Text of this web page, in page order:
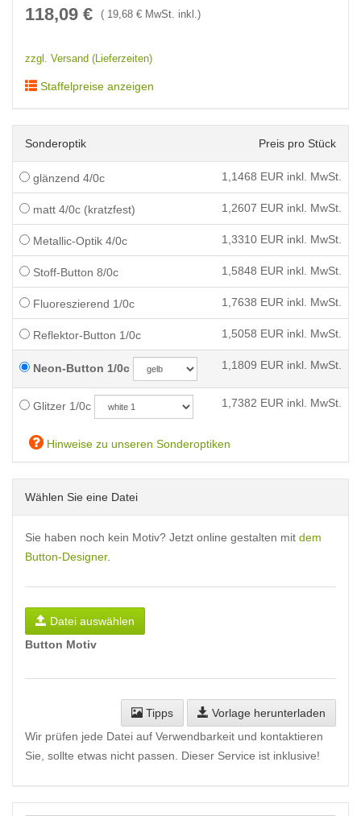
118,09 € ( 19,68 € MwSt. inkl.)
zzgl. Versand (Lieferzeiten)
Staffelpreise anzeigen
Sonderoptik Preis pro Stück
glänzend 4/0c 1,1468 EUR inkl. MwSt.
matt 4/0c (kratzfest) 1,2607 EUR inkl. MwSt.
Metallic-Optik 4/0c 1,3310 EUR inkl. MwSt.
Stoff-Button 8/0c 1,5848 EUR inkl. MwSt.
Fluoreszierend 1/0c 1,7638 EUR inkl. MwSt.
Reflektor-Button 1/0c 1,5058 EUR inkl. MwSt.
Neon-Button 1/0c 1,1809 EUR inkl. MwSt.
Glitzer 1/0c 1,7382 EUR inkl. MwSt.
Hinweise zu unseren Sonderoptiken
Wählen Sie eine Datei
Sie haben noch kein Motiv? Jetzt online gestalten mit dem
Button-Designer.
Datei auswählen
Button Motiv
Tipps
Vorlage herunterladen
Wir prüfen jede Datei auf Verwendbarkeit und kontaktieren
Sie, sollte etwas nicht passen. Dieser Service ist inklusive!